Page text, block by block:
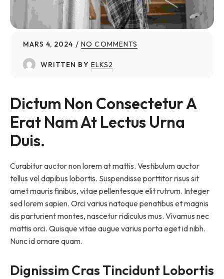
MARS 4, 2024 NO COMMENTS
WRITTEN BY ELKS2
Dictum Non Consectetur A
Erat Nam At Lectus Urna
Duis.
Curabitur auctor non lorem at mattis. Vestibulum auctor
tellus vel dapibus lobortis. Suspendisse porttitor risus sit
amet mauris finibus, vitae pellentesque elit rutrum. Integer
sed lorem sapien. Orci varius natoque penatibus et magnis
dis parturient montes, nascetur ridiculus mus. Vivamus nec
mattis orci. Quisque vitae augue varius porta eget id nibh.
Nunc id ornare quam.
Dignissim Cras Tincidunt Lobortis